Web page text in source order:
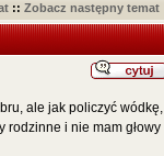
:: Zobacz następny temat
ale jak policzyć wódkę,
rodzinne i nie mam głowy